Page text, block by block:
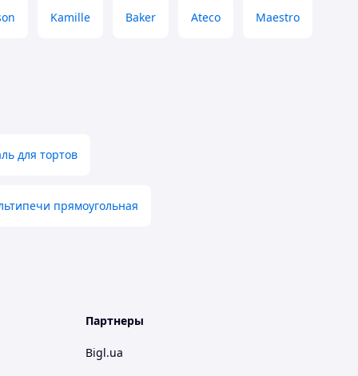
Kamille Baker Ateco Maestro
для тортов
прямоугольная
Партнеры
Bigl.ua